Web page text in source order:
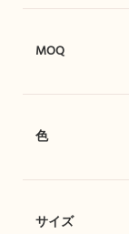
MOQ
色
サイズ